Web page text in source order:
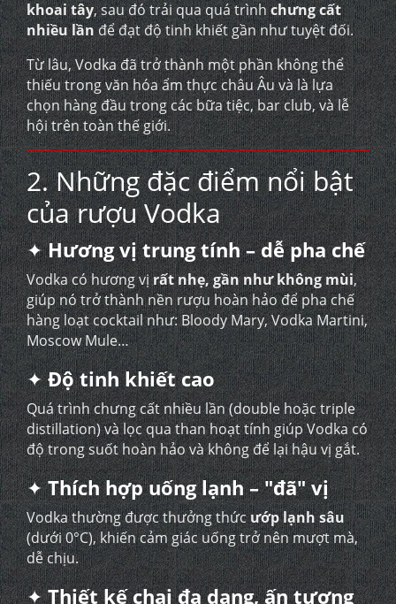
khoai tây, sau đó trải qua quá trìnhchưng cất
nhiều lầnđể đạt độ tinh khiết gần như tuyệt đối.
Từ lâu, Vodka đã trở thành một phần không thể
thiếu trong văn hóa ẩm thực châu Âu và là lựa
chọn hàng đầu trong các bữa tiệc, bar club, và lễ
hội trên toàn thế giới.
2. Những đặc điểm nổi bật
của rượu Vodka
✦Hương vị trung tính – dễ pha chế
Vodka có hương vịrất nhẹ, gần như không mùi,
giúp nó trở thành nền rượu hoàn hảo để pha chế
hàng loạt cocktail như: Bloody Mary, Vodka Martini,
Moscow Mule…
✦Độ tinh khiết cao
Quá trình chưng cất nhiều lần (double hoặc triple
distillation) và lọc qua than hoạt tính giúp Vodka có
độ trong suốt hoàn hảo và không để lại hậu vị gắt.
✦Thích hợp uống lạnh – "đã" vị
Vodka thường được thưởng thứcướp lạnh sâu
(dưới 0°C), khiến cảm giác uống trở nên mượt mà,
dễ chịu.
✦Thiết kế chai đa dạng, ấn tượng